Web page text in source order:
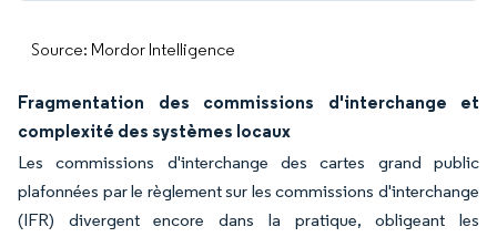
Source: Mordor Intelligence
Fragmentation des commissions d'interchange et
complexité des systèmes locaux
Les commissions d'interchange des cartes grand public
plafonnées par le règlement sur les commissions d'interchange
(IFR) divergent encore dans la pratique, obligeant les